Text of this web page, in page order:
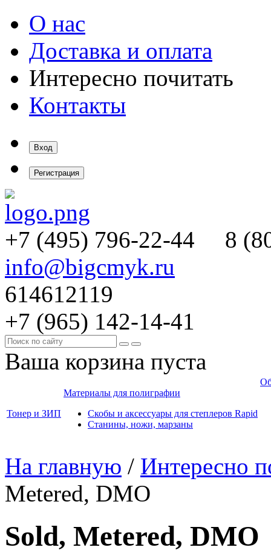
О нас
Доставка и оплата
Интересно почитать
Контакты
Вход
Регистрация
+7 (495) 796-22-44 8
info@bigcmyk.ru
614612119
+7 (965) 142-14-41
Ваша корзина пуста
Тонер и ЗИП
Материалы для полиграфии
Скобы и аксессуары для степлеров Rapid
Станины, ножи, марзаны
На главную / Интересно
Metered, DMO
Sold, Metered, DMO